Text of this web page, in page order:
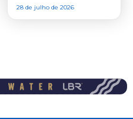
28 de julho de 2026